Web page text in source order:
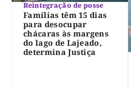
Reintegração de posse
Famílias têm 15 dias
para desocupar
chácaras às margens
do lago de Lajeado,
determina Justiça